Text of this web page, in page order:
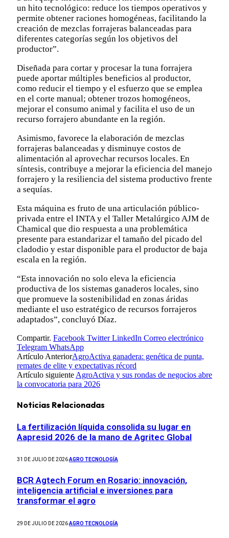
un hito tecnológico: reduce los tiempos operativos y
permite obtener raciones homogéneas, facilitando la
creación de mezclas forrajeras balanceadas para
diferentes categorías según los objetivos del
productor”.
Diseñada para cortar y procesar la tuna forrajera
puede aportar múltiples beneficios al productor,
como reducir el tiempo y el esfuerzo que se emplea
en el corte manual; obtener trozos homogéneos,
mejorar el consumo animal y facilita el uso de un
recurso forrajero abundante en la región.
Asimismo, favorece la elaboración de mezclas
forrajeras balanceadas y disminuye costos de
alimentación al aprovechar recursos locales. En
síntesis, contribuye a mejorar la eficiencia del manejo
forrajero y la resiliencia del sistema productivo frente
a sequías.
Esta máquina es fruto de una articulación público-
privada entre el INTA y el Taller Metalúrgico AJM de
Chamical que dio respuesta a una problemática
presente para estandarizar el tamaño del picado del
cladodio y estar disponible para el productor de baja
escala en la región.
“Esta innovación no solo eleva la eficiencia
productiva de los sistemas ganaderos locales, sino
que promueve la sostenibilidad en zonas áridas
mediante el uso estratégico de recursos forrajeros
adaptados”, concluyó Díaz.
Compartir. Facebook Twitter LinkedIn Correo electrónico
Telegram WhatsApp
Artículo AnteriorAgroActiva ganadera: genética de punta,
remates de elite y expectativas récord
Artículo siguiente AgroActiva y sus rondas de negocios abre
la convocatoria para 2026
Noticias Relacionadas
La fertilización líquida consolida su lugar en
Aapresid 2026 de la mano de Agritec Global
31 DE JULIO DE 2026AGRO TECNOLOGÍA
BCR Agtech Forum en Rosario: innovación,
inteligencia artificial e inversiones para
transformar el agro
29 DE JULIO DE 2026AGRO TECNOLOGÍA